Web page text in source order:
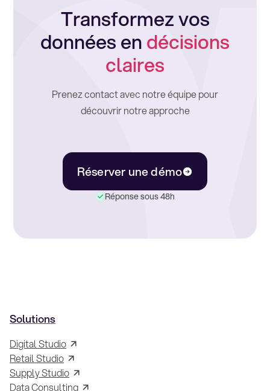
Transformez vos
données endécisions
claires
Prenez contact avec notre équipe pour
découvrir notre approche
Réserver une démo
Réponse sous 48h
Solutions
Digital Studio
Retail Studio
Supply Studio
Data Consulting